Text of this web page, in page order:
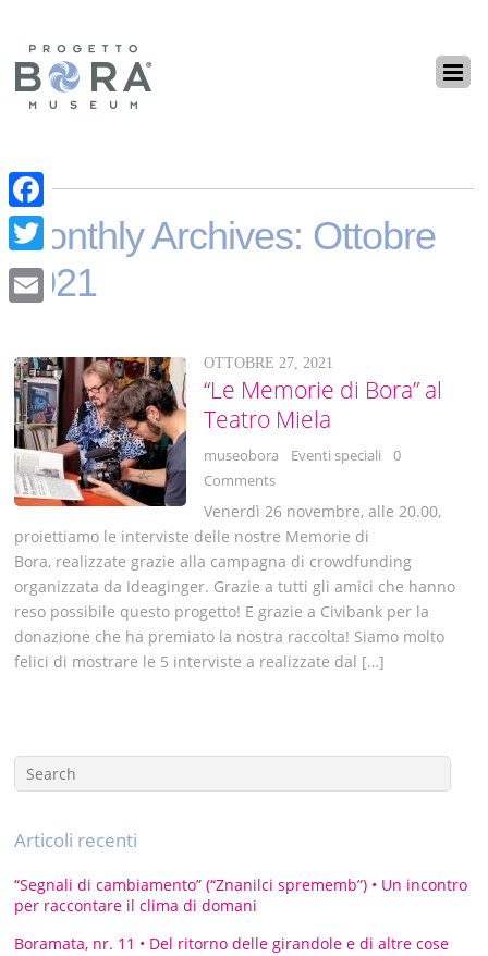
F
c
b
o
o
k
T
w
e
r
m
a
Monthly Archives: Ottobre
2021
OTTOBRE 27, 2021
“Le Memorie di Bora” al
Teatro Miela
museobora Eventi speciali
0
Comments
Venerdì 26 novembre, alle 20.00,
proiettiamo le interviste delle nostre Memorie di
Bora, realizzate grazie alla campagna di crowdfunding
organizzata da Ideaginger. Grazie a tutti gli amici che hanno
reso possibile questo progetto! E grazie a Civibank per la
donazione che ha premiato la nostra raccolta! Siamo molto
felici di mostrare le 5 interviste a realizzate dal […]
Articoli recenti
“Segnali di cambiamento” (“Znanilci sprememb”) • Un incontro
per raccontare il clima di domani
Boramata, nr. 11 • Del ritorno delle girandole e di altre cose